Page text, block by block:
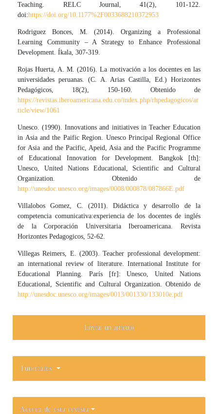
Teaching. RELC Journal, 41(2), 101-122.
doi:https://doi.org/10.1177%2F0033688210372953
Rodriguez Bonces, M. (2014). Organizing a Professional
Learning Community – A Strategy to Enhance Professional
Development. Íkala, 307-319.
Rojas Huerta, A. M. (2016). La motivación a los docentes en las
universidades peruanas. (C. A. Arias Castilla, Ed.) Horizontes
Pedagógicos, 18(2), 150-160. Obtenido de
https://revistas.iberoamericana.edu.co/index.php/rhpedagogicos/ar
ticle/view/1061
Unesco. (1990). Innovations and initiatives in Teacher Education
in Asia and the Paific Region. Unesco Principal Regional Office
for Asia and the Pacific, Apeid, Asia and the Pacific Programme
of Educational Innovation for Development. Bangkok [th]:
Unesco, United Nations Educational, Scientific and Cultural
Organization. Obtenido de
http://unesdoc.unesco.org/images/0008/000878/087866E.pdf
Villalobos Gomez, C. (2011). Didáctica y desarrollo de la
competencia comunicativa:experiencia de los docentes de inglés
de la Corporación Universitaria Iberoamericana. Revista
Horizontes Pedagogicos, 52-62.
Villegas Reimers, E. (2003). Teacher professional development:
an international review of literature. International Institute for
Educational Planning. París [fr]: Unesco, United Nations
Educational, Scientific and Cultural Organization. Obtenido de
http://unesdoc.unesco.org/images/0013/001330/133010e.pdf
Enviar un artículo
Tutoriales
Acerca de esta revista